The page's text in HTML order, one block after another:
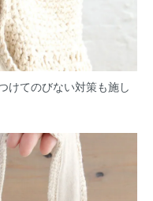
けてのびない対策も施し